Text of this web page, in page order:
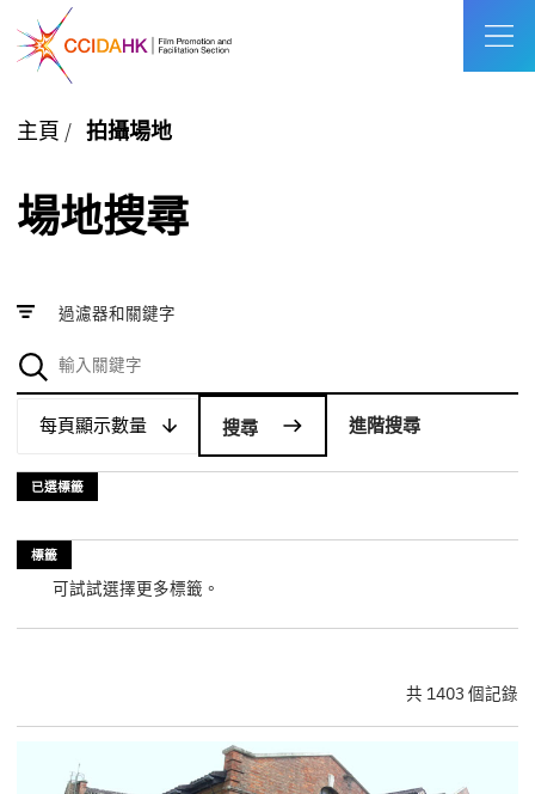
主頁 / 拍攝場地
場地搜尋
過濾器和關鍵字
每頁顯示數量 進階搜尋
已選標籤
標籤
可試試選擇更多標籤。
共 1403 個記錄